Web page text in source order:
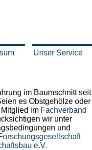
Unser Service
im Baumschnitt seit
es Obstgehölze oder
im Fachverband
wir unter
und
e.V.